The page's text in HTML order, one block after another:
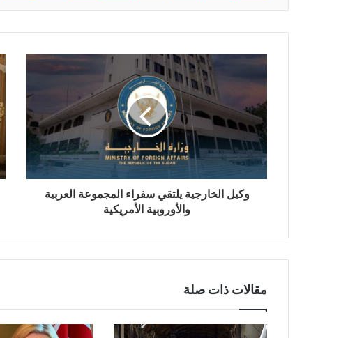
وكيل الخارجية يلتقي سفراء المجموعة العربية
والأوروبية الأمريكية
مقالات ذات صلة